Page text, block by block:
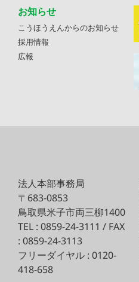
お知らせ
こうほうえんからのお知らせ
採用情報
広報
法人本部事務局
〒683-0853
鳥取県米子市両三柳1400
TEL : 0859-24-3111 / FAX
: 0859-24-3113
フリーダイヤル : 0120-
418-658